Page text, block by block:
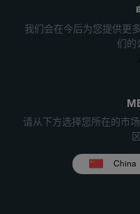
我们会在今后为您提供更
们的
请从下方选择您所在的市
China